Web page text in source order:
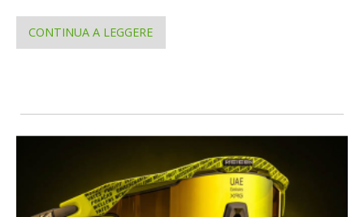
CONTINUA A LEGGERE